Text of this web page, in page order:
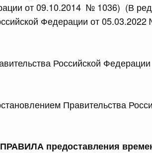
от 09.10.2014 № 1036) (В
Федерации от
Правительства
Правительства
предоставления
Федерации от 21.07.2026 г. №
Российской Федерации от 27
Федерации от 21.07.2026 г. №
Федерации от 21.07.2026 г. №
Российской Федерации от 29 июня